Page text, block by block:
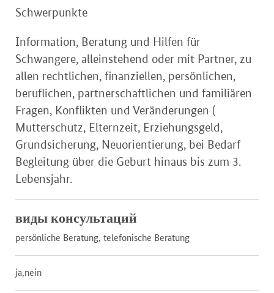
Schwerpunkte
Information, Beratung und Hilfen für
Schwangere, alleinstehend oder mit Partner, zu
allen rechtlichen, finanziellen, persönlichen,
beruflichen, partnerschaftlichen und familiären
Fragen, Konflikten und Veränderungen (
Mutterschutz, Elternzeit, Erziehungsgeld,
Grundsicherung, Neuorientierung, bei Bedarf
Begleitung über die Geburt hinaus bis zum 3.
Lebensjahr.
виды консультаций
persönliche Beratung, telefonische Beratung
ja,nein